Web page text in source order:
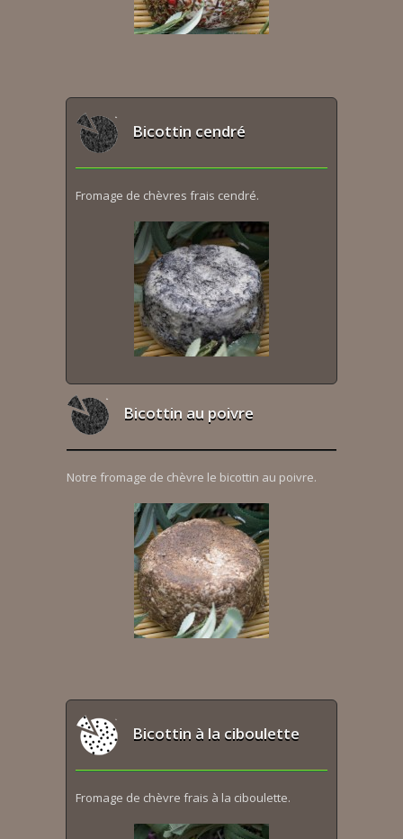
Bicottin cendré
Fromage de chèvres frais cendré.
Bicottin au poivre
Notre fromage de chèvre le bicottin au poivre.
Bicottin à la ciboulette
Fromage de chèvre frais à la ciboulette.